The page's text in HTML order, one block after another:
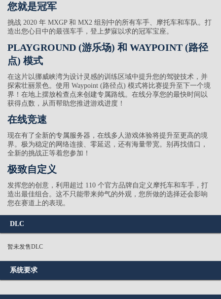
您就是冠军
挑战 2020 年 MXGP 和 MX2 组别中的所有车手、摩托车和车队。打
造出您心目中的最强车手，登上梦寐以求的冠军宝座。
PLAYGROUND (游乐场) 和 WAYPOINT (路径
点) 模式
在这片以挪威峡湾为设计灵感的训练区域中提升您的驾驶技术，并
探索壮丽景色。使用 Waypoint (路径点) 模式将比赛提升至下一个境
界！在地上摆放检查点来创建专属路线。在线分享您的最快时间以
获得点数，从而帮助您推进游戏进度！
在线竞速
现在有了全新的专属服务器，在线多人游戏体验将提升至更高的境
界。极为稳定的网络连接、零延迟，还有海量带宽。别再找借口，
全新的挑战正等着您参加！
极致自定义
发挥您的创意，利用超过 110 个官方品牌自定义摩托车和车手，打
造出最佳组合。这不只能带来帅气的外观，您所做的选择还会影响
您在赛道上的表现。
DLC
暂未发售DLC
系统要求